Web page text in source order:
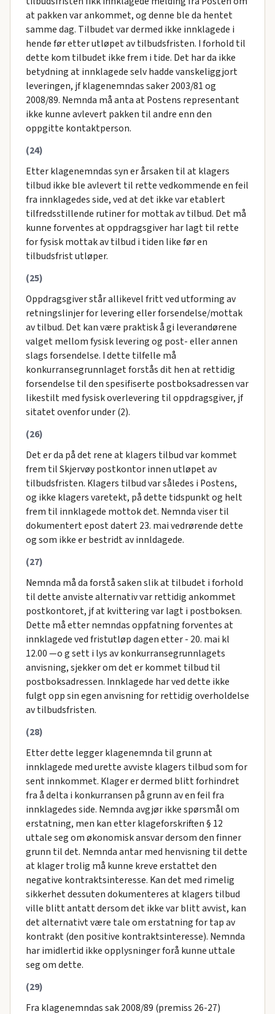
at pakken var ankommet, og denne ble da hentet
samme dag. Tilbudet var dermed ikke innklagede i
hende før etter utløpet av tilbudsfristen. I forhold til
dette kom tilbudet ikke frem i tide. Det har da ikke
betydning at innklagede selv hadde vanskeliggjort
leveringen, jf klagenemndas saker 2003/81 og
2008/89. Nemnda må anta at Postens representant
ikke kunne avlevert pakken til andre enn den
oppgitte kontaktperson.
(24)
Etter klagenemndas syn er årsaken til at klagers
tilbud ikke ble avlevert til rette vedkommende en feil
fra innklagedes side, ved at det ikke var etablert
tilfredsstillende rutiner for mottak av tilbud. Det må
kunne forventes at oppdragsgiver har lagt til rette
for fysisk mottak av tilbud i tiden like før en
tilbudsfrist utløper.
(25)
Oppdragsgiver står allikevel fritt ved utforming av
retningslinjer for levering eller forsendelse/mottak
av tilbud. Det kan være praktisk å gi leverandørene
valget mellom fysisk levering og post- eller annen
slags forsendelse. I dette tilfelle må
konkurransegrunnlaget forstås dit hen at rettidig
forsendelse til den spesifiserte postboksadressen var
likestilt med fysisk overlevering til oppdragsgiver, jf
sitatet ovenfor under (2).
(26)
Det er da på det rene at klagers tilbud var kommet
frem til Skjervøy postkontor innen utløpet av
tilbudsfristen. Klagers tilbud var således i Postens,
og ikke klagers varetekt, på dette tidspunkt og helt
frem til innklagede mottok det. Nemnda viser til
dokumentert epost datert 23. mai vedrørende dette
og som ikke er bestridt av innldagede.
(27)
Nemnda må da forstå saken slik at tilbudet i forhold
til dette anviste alternativ var rettidig ankommet
postkontoret, jf at kvittering var lagt i postboksen.
Dette må etter nemndas oppfatning forventes at
innklagede ved fristutløp dagen etter - 20. mai kl
12.00 —o g sett i lys av konkurransegrunnlagets
anvisning, sjekker om det er kommet tilbud til
postboksadressen. Innklagede har ved dette ikke
fulgt opp sin egen anvisning for rettidig overholdelse
av tilbudsfristen.
(28)
Etter dette legger klagenemnda til grunn at
innklagede med urette avviste klagers tilbud som for
sent innkommet. Klager er dermed blitt forhindret
fra å delta i konkurransen på grunn av en feil fra
innklagedes side. Nemnda avgjør ikke spørsmål om
erstatning, men kan etter klageforskriften § 12
uttale seg om økonomisk ansvar dersom den finner
grunn til det. Nemnda antar med henvisning til dette
at klager trolig må kunne kreve erstattet den
negative kontraktsinteresse. Kan det med rimelig
sikkerhet dessuten dokumenteres at klagers tilbud
ville blitt antatt dersom det ikke var blitt avvist, kan
det alternativt være tale om erstatning for tap av
kontrakt (den positive kontraktsinteresse). Nemnda
har imidlertid ikke opplysninger forå kunne uttale
seg om dette.
(29)
Fra klagenemndas sak 2008/89 (premiss 26-27)